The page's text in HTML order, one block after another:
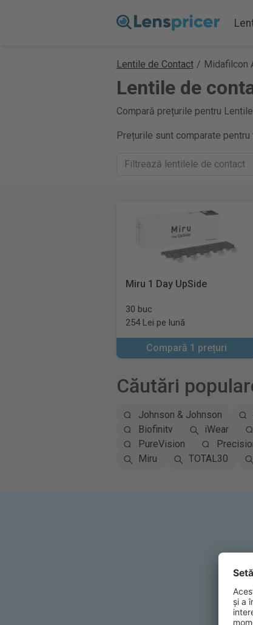
Lentile de Contact / Midafilcon
Lentile de
Compară prețurile pentru
Prețurile sunt comparate
Miru 1 Day UpSide
30 buc
254 Lei pe lună
Compară 1 prețuri
Căutări
Johnson & Johnson
Biofinity
iWear
PureVision
Miru
TOTAL30